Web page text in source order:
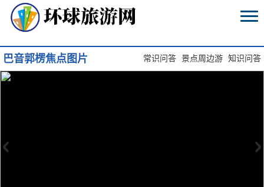
巴音郭楞焦点图片 常识问答 景点周边游 知识问答